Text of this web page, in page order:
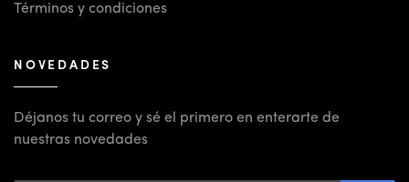
Términos y condiciones
NOVEDADES
Déjanos tu correo y sé el primero en enterarte de
nuestras novedades